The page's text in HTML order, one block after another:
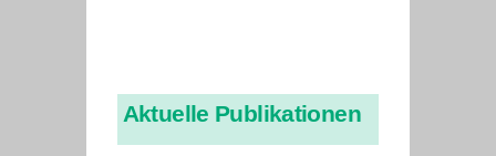
Aktuelle Publikationen